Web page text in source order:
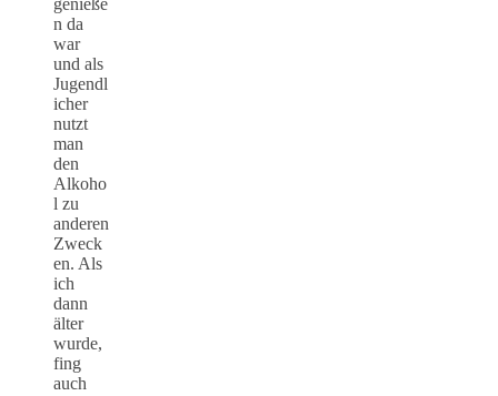
genieße
n da
war
und als
Jugendl
icher
nutzt
man
den
Alkoho
l zu
anderen
Zweck
en. Als
ich
dann
älter
wurde,
fing
auch